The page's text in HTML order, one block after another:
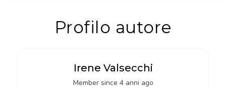
Profilo autore
Irene Valsecchi
Member since 4 anni ago